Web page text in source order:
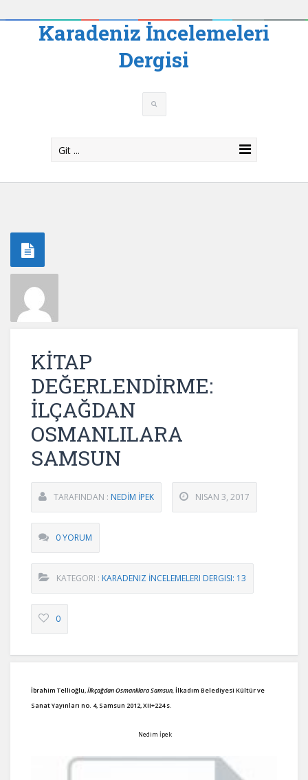
Karadeniz İncelemeleri
Dergisi
Git ...
KİTAP
DEĞERLENDİRME:
İLÇAĞDAN
OSMANLILARA
SAMSUN
TARAFINDAN : NEDİM İPEK NISAN 3, 2017
0 YORUM
KATEGORI : KARADENIZ İNCELEMELERI DERGISI: 13
0
İbrahim Tellioğlu,İlkçağdan Osmanlılara Samsun,İlkadım Belediyesi Kültür ve
Sanat Yayınları no. 4, Samsun 2012, XII+224 s.
Nedim İpek